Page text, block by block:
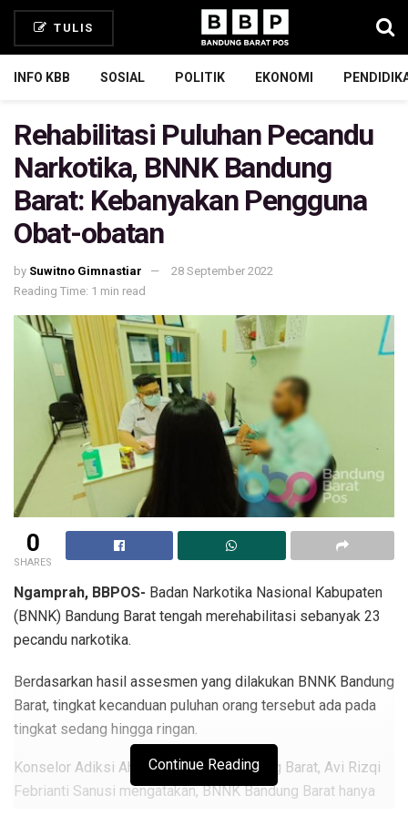
TULIS
INFO KBB SOSIAL POLITIK EKONOMI
Rehabilitasi Puluhan Pecandu
Narkotika, BNNK Bandung
Barat: Kebanyakan Pengguna
Obat-obatan
by Suwitno Gimnastiar
28 September 2022
Reading Time: 1 min read
0
SHARES
Ngamprah, BBPOS- Badan Narkotika Nasional Kabupaten
(BNNK) Bandung Barat tengah merehabilitasi sebanyak 23
pecandu narkotika.
Berdasarkan hasil assesmen yang dilakukan BNNK Bandung
Barat, tingkat kecanduan puluhan orang tersebut ada pada
tingkat sedang hingga ringan.
Konselor Adiksi Ahli Muda BNNK Bandung Barat, Avi Rizqi
Febrianti Sanusi mengatakan, BNNK Bandung Barat hanya
Continue Reading